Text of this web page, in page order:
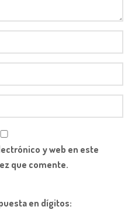
y web en este
que comente.
en dígitos: